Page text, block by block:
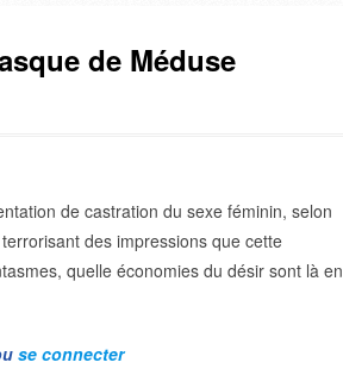
de Méduse
de castration du sexe féminin, selon
des impressions que cette
quelle économies du désir sont là en
se connecter